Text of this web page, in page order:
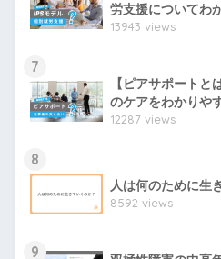
労支援についてわ
13943 views
7
【ピアサポートと
のケアをわかりや
12287 views
8
人は何のために生
8592 views
9